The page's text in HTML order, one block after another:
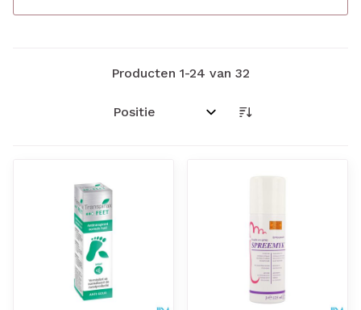
Producten 1-24 van 32
Sorteer op: